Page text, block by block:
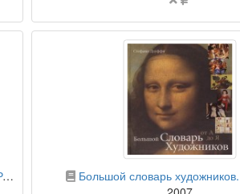
указана
бумажная книга
Большой словарь